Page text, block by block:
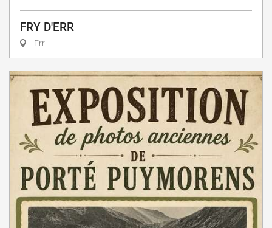
FRY D'ERR
Err